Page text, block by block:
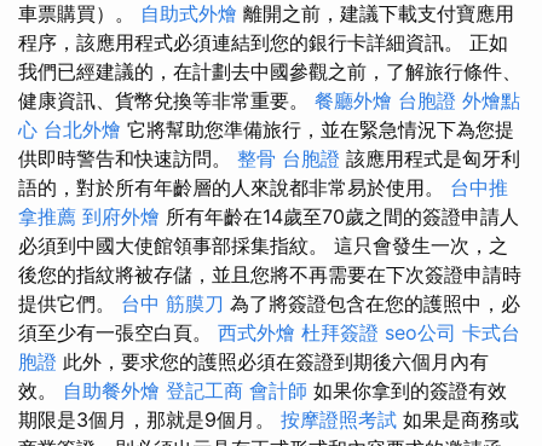
車票購買）。 自助式外燴 離開之前，建議下載支付寶應用
程序，該應用程式必須連結到您的銀行卡詳細資訊。 正如
我們已經建議的，在計劃去中國參觀之前，了解旅行條件、
健康資訊、貨幣兌換等非常重要。 餐廳外燴 台胞證 外燴點
心 台北外燴 它將幫助您準備旅行，並在緊急情況下為您提
供即時警告和快速訪問。 整骨 台胞證 該應用程式是匈牙利
語的，對於所有年齡層的人來說都非常易於使用。 台中推
拿推薦 到府外燴 所有年齡在14歲至70歲之間的簽證申請人
必須到中國大使館領事部採集指紋。 這只會發生一次，之
後您的指紋將被存儲，並且您將不再需要在下次簽證申請時
提供它們。 台中 筋膜刀 為了將簽證包含在您的護照中，必
須至少有一張空白頁。 西式外燴 杜拜簽證 seo公司 卡式台
胞證 此外，要求您的護照必須在簽證到期後六個月內有
效。 自助餐外燴 登記工商 會計師 如果你拿到的簽證有效
期限是3個月，那就是9個月。 按摩證照考試 如果是商務或